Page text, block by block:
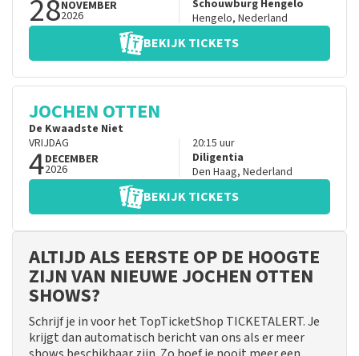
28NOVEMBER
2026
Schouwburg Hengelo
Hengelo, Nederland
BEKIJK TICKETS
JOCHEN OTTEN
De Kwaadste Niet
VRIJDAG
4DECEMBER
2026
20:15 uur
Diligentia
Den Haag, Nederland
BEKIJK TICKETS
ALTIJD ALS EERSTE OP DE HOOGTE
ZIJN VAN NIEUWE JOCHEN OTTEN
SHOWS?
Schrijf je in voor het TopTicketShop TICKETALERT. Je
krijgt dan automatisch bericht van ons als er meer